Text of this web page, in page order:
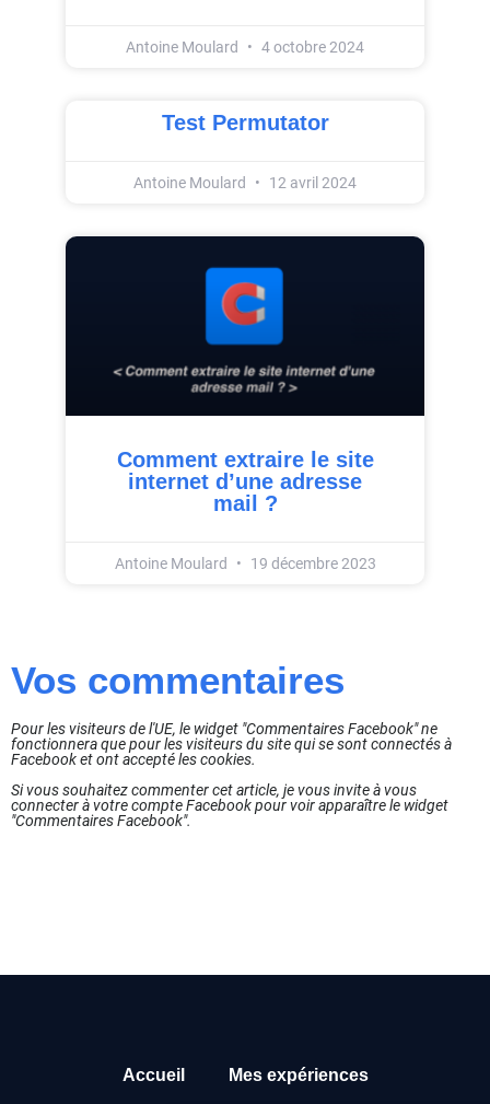
Antoine Moulard 4 octobre 2024
Test Permutator
Antoine Moulard 12 avril 2024
Comment extraire le site
internet d’une adresse
mail ?
Antoine Moulard 19 décembre 2023
Vos commentaires
Pour les visiteurs de l'UE, le widget "Commentaires Facebook" ne
fonctionnera que pour les visiteurs du site qui se sont connectés à
Facebook et ont accepté les cookies.
Si vous souhaitez commenter cet article, je vous invite à vous
connecter à votre compte Facebook pour voir apparaître le widget
"Commentaires Facebook".
Accueil Mes expériences